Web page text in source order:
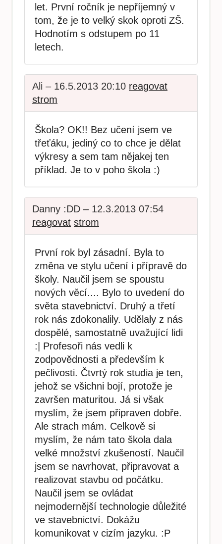
let. První ročník je nepříjemný v
tom, že je to velký skok oproti ZŠ.
Hodnotím s odstupem po 11
letech.
Ali – 16.5.2013 20:10 reagovat
strom
Škola? OK!! Bez učení jsem ve
třeťáku, jediný co to chce je dělat
výkresy a sem tam nějakej ten
příklad. Je to v poho škola :)
Danny :DD – 12.3.2013 07:54
reagovat strom
První rok byl zásadní. Byla to
změna ve stylu učení i přípravě do
školy. Naučil jsem se spoustu
nových věcí.... Bylo to uvedení do
světa stavebnictví. Druhý a třetí
rok nás zdokonalily. Udělaly z nás
dospělé, samostatně uvažující lidi
:| Profesoři nás vedli k
zodpovědnosti a především k
pečlivosti. Čtvrtý rok studia je ten,
jehož se všichni bojí, protože je
završen maturitou. Já si však
myslím, že jsem připraven dobře.
Ale strach mám. Celkově si
myslím, že nám tato škola dala
velké množství zkušeností. Naučil
jsem se navrhovat, připravovat a
realizovat stavbu od počátku.
Naučil jsem se ovládat
nejmodernější technologie důležité
ve stavebnictví. Dokážu
komunikovat v cizím jazyku. :P